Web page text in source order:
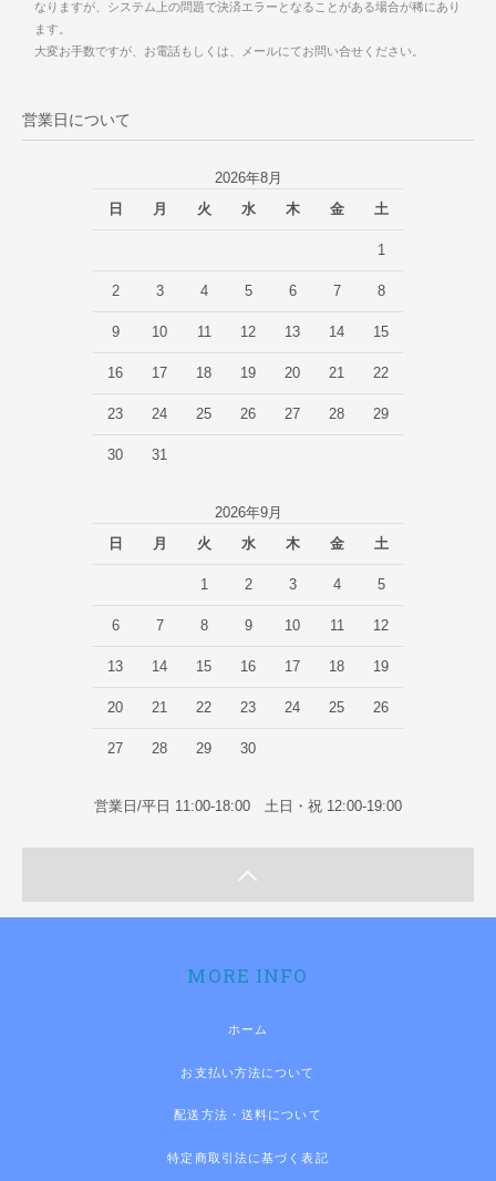
なりますが、システム上の問題で決済エラーとなることがある場合が稀にあり
ます。
大変お手数ですが、お電話もしくは、メールにてお問い合せください。
営業日について
2026年8月
日
月 火 水 木 金 土
1
2 3 4 5 6 7 8
9 10 11 12 13 14 15
16 17 18 19 20 21 22
23 24 25 26 27 28 29
30 31
2026年9月
日
月 火 水 木 金 土
1 2 3 4 5
6 7 8 9 10 11 12
13 14 15 16 17 18 19
20 21 22 23 24 25 26
27 28 29 30
営業日/平日 11:00-18:00 土日・祝 12:00-19:00
MORE INFO
ホーム
お支払い方法について
配送方法・送料について
特定商取引法に基づく表記